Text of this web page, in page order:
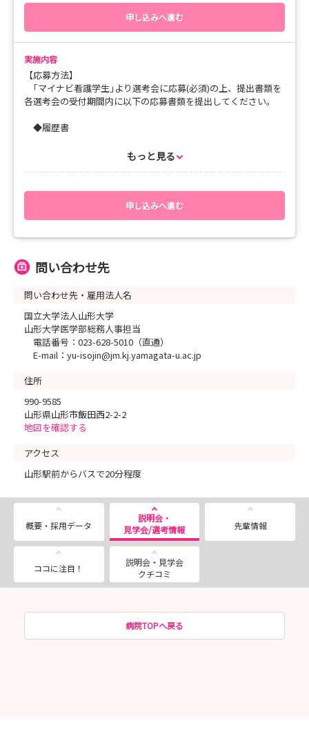
申し込みへ進む
実施内容
【応募方法】
｢マイナビ看護学生｣より選考会に応募(必須)の上、提出書類を
各選考会の受付期間内に以下の応募書類を提出してください。
◆履歴書
◆成績証明書(看護学校等養成機関のもの)
方の成績証明書を添付してください。
※養成機関の管理上、成績証明書が本人に開示されず、封書
の状態でしか取得できない場合は、下記の問い合わせ先に
成績証明書を提出してください。
❖入力フォーム(三回目)
【選考会日程および注意点】
一回目：応募受付期間 4月6日（月）～4月17日（金）必着
適性検査（Web実施） 4月24日（金）～5月7日
（木）
面接：5月16日（土）または17日（日）
※受付は終了いたしました。
二回目：応募受付期間 5月18日（月）～5月27日（水）必着
（木）
面接：6月13日（土）または14日（日）
※受付は終了いたしました。
三回目：応募受付期間 8月18日（火）～9月2日（水）必着
適性検査（Web実施） 9月9日（水）～9月14日
（月）
面接 9月26日（土）
・試験日はいずれか1回のみ受験可能です。
【募集人数】
助産師 若干名
もっと見る
申し込みへ進む
問い合わせ先
問い合わせ先・雇用法人名
国立大学法人山形大学
山形大学医学部総務人事担当
電話番号：023-628-5010（直通）
E-mail：yu-isojin@jm.kj.yamagata-u.ac.jp
住所
990-9585
山形県山形市飯田西2-2-2
地図を確認する
アクセス
山形駅前からバスで20分程度
概要・採用データ
説明会・
見学会/選考情報
先輩情報
ココに注目！
説明会・見学会
クチコミ
病院TOPへ戻る